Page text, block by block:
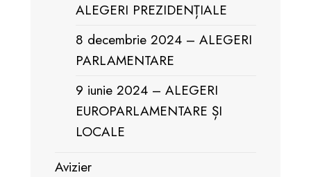
ALEGERI PREZIDENȚIALE
8 decembrie 2024 – ALEGERI
PARLAMENTARE
9 iunie 2024 – ALEGERI
EUROPARLAMENTARE ȘI
LOCALE
Avizier